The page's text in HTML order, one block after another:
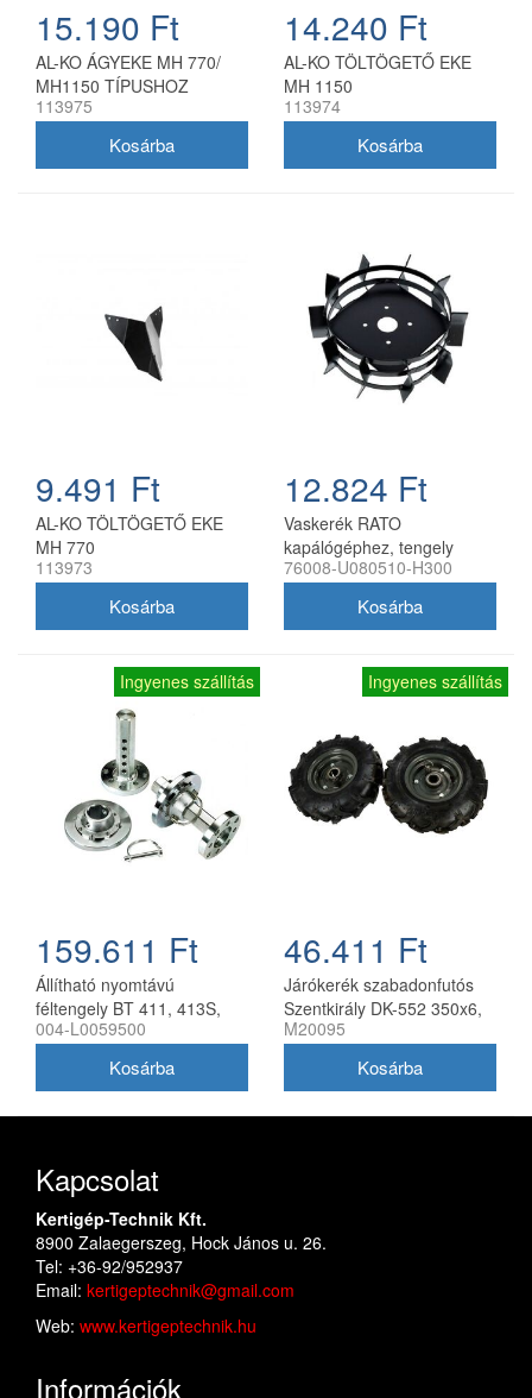
15.190 Ft
AL-KO ÁGYEKE MH 770/
MH1150 TÍPUSHOZ
113975
14.240 Ft
AL-KO TÖLTÖGETŐ EKE
MH 1150
113974
9.491 Ft
AL-KO TÖLTÖGETŐ EKE
MH 770
113973
12.824 Ft
Vaskerék RATO
kapálógéphez, tengely
nélkül
76008-U080510-H300
Ingyenes szállítás
159.611 Ft
Állítható nyomtávú
féltengely BT 411, 413S,
417S kultivátorhoz, Bertolini
004-L0059500
Ingyenes szállítás
46.411 Ft
Járókerék szabadonfutós
Szentkirály DK-552 350x6,
párban
M20095
Kapcsolat
Kertigép-Technik Kft.
8900 Zalaegerszeg, Hock János u. 26.
Tel: +36-92/952937
Email: kertigeptechnik@gmail.com
Web: www.kertigeptechnik.hu
Információk